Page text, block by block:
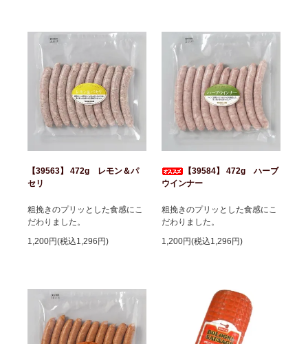
【39563】 472g レモン＆パ
セリ
粗挽きのプリッとした食感にこ
だわりました。
1,200円(税込1,296円)
【39584】 472g ハーブ
ウインナー
粗挽きのプリッとした食感にこ
だわりました。
1,200円(税込1,296円)